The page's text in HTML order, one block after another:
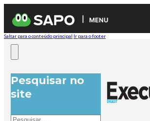
MENU
Saltar para o conteúdo principal Ir para o footer
Pesquisar no
site
Pesquisar